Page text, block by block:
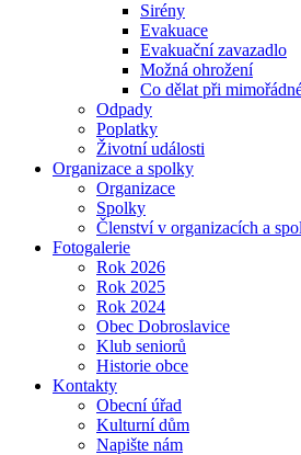
Sirény
Evakuace
Evakuační zavazadlo
Možná ohrožení
Co dělat při
Odpady
Poplatky
Životní události
Organizace a spolky
Organizace
Spolky
Členství v organizacích a
Fotogalerie
Rok 2026
Rok 2025
Rok 2024
Obec Dobroslavice
Klub seniorů
Historie obce
Kontakty
Obecní úřad
Kulturní dům
Napište nám